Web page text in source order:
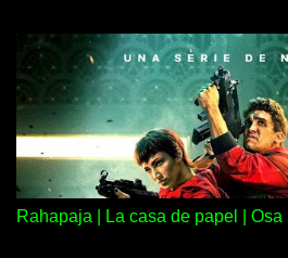
Rahapaja | La casa de papel | Osa